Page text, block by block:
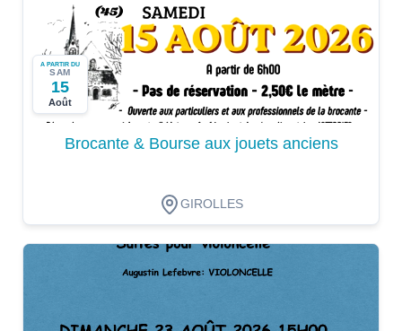
A PARTIR DU
SAM
15
Août
Brocante & Bourse aux jouets anciens
GIROLLES